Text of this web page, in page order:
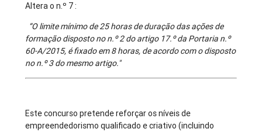
Altera o n.º 7 :
“O limite mínimo de 25 horas de duração das ações de
formação disposto no n.º 2 do artigo 17.º da Portaria n.º
60-A/2015, é fixado em 8 horas, de acordo com o disposto
no n.º 3 do mesmo artigo."
Este concurso pretende reforçar os níveis de
empreendedorismo qualificado e criativo (incluindo